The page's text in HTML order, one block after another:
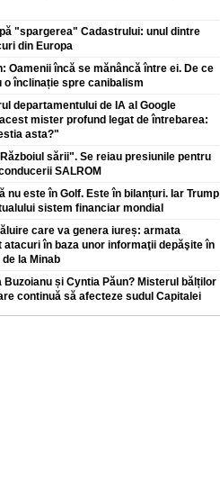
"spargerea" Cadastrului: unul dintre
din Europa
Oamenii încă se mănâncă între ei. De ce
înclinație spre canibalism
departamentului de IA al Google
mister profund legat de întrebarea:
asta?"
sării". Se reiau presiunile pentru
SALROM
nu este în Golf. Este în bilanțuri. Iar Trump
sistem financiar mondial
care va genera iureș: armata
atacuri în baza unor informaţii depăşite în
la Minab
Buzoianu și Cyntia Păun? Misterul bălților
continuă să afecteze sudul Capitalei